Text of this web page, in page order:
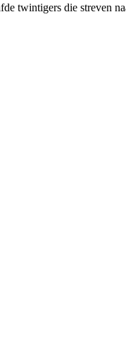
twintigers die streven